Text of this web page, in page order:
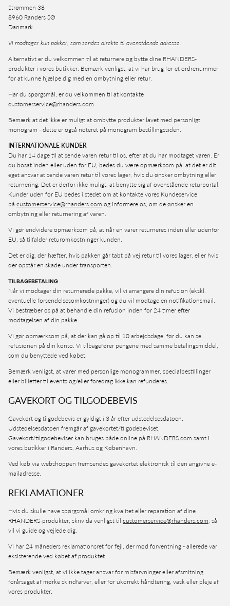
Strømmen 38
8960 Randers SØ
Danmark
Vi modtager kun pakker, som sendes direkte til ovenstående adresse.
Alternativt er du velkommen til at returnere og bytte dine RHANDERS-
produkter i vores butikker. Bemærk venligst, at vi har brug for et ordrenummer
for at kunne hjælpe dig med en ombytning eller retur.
Har du spørgsmål, er du velkommen til at kontakte
customerservice@rhanders.com.
Bemærk at det ikke er muligt at ombytte produkter lavet med personligt
monogram - dette er også noteret på monogram bestillingssiden.
INTERNATIONALE KUNDER
Du har 14 dage til at sende varen retur til os, efter at du har modtaget varen. Er
du bosat inden eller uden for EU, bedes du være opmærksom på, at det er dit
eget ansvar at sende varen retur til vores lager, hvis du ønsker ombytning eller
returnering. Det er derfor ikke muligt, at benytte sig af ovenstående returportal.
Kunder uden for EU bedes i stedet om at kontakte vores Kundeservice
på customerservice@rhanders.com og informere os, om de ønsker en
ombytning eller returnering af varen.
Vi gør endvidere opmærksom på, at når en varer returneres inden eller udenfor
EU, så tilfalder returomkostninger kunden.
Det er dig, der hæfter, hvis pakken går tabt på vej retur til vores lager, eller hvis
der opstår en skade under transporten.
TILBAGEBETALING
Når vi modtager din returnerede pakke, vil vi arrangere din refusion (ekskl.
eventuelle forsendelsesomkostninger) og du vil modtage en notifikationsmail.
Vi bestræber os på at behandle din refusion inden for 24 timer efter
modtagelsen af din pakke.
Vi gør opmærksom på, at der kan gå op til 10 arbejdsdage, før du kan se
refusionen på din konto. Vi tilbagefører pengene med samme betalingsmiddel,
som du benyttede ved købet.
Bemærk venligst, at varer med personlige monogrammer, specialbestillinger
eller billetter til events og/eller foredrag ikke kan refunderes.
GAVEKORT OG TILGODEBEVIS
Gavekort og tilgodebevis er gyldigt i 3 år efter udstedelsesdatoen.
Udstedelsesdatoen fremgår af gavekortet/tilgodebeviset.
Gavekort/tilgodebeviser kan bruges både online på RHANDERS.com samt i
vores butikker i Randers, Aarhus og København.
Ved køb via webshoppen fremsendes gavekortet elektronisk til den angivne e-
mailadresse.
REKLAMATIONER
Hvis du skulle have spørgsmål omkring kvalitet eller reparation af dine
RHANDERS-produkter, skriv da venligst til customerservice@rhanders.com, så
vil vi guide og vejlede dig.
Vi har 24 måneders reklamationsret for fejl, der mod forventning - allerede var
eksisterende ved købet af produktet.
Bemærk venligst, at vi ikke tager ansvar for misfarvninger eller afsmitning
forårsaget af mørke skindfarver, eller for ukorrekt håndtering, vask eller pleje af
vores produkter.